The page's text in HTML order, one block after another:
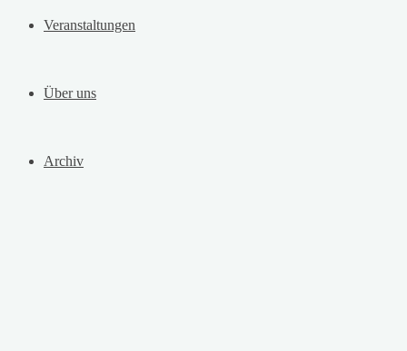
Veranstaltungen
Über uns
Archiv